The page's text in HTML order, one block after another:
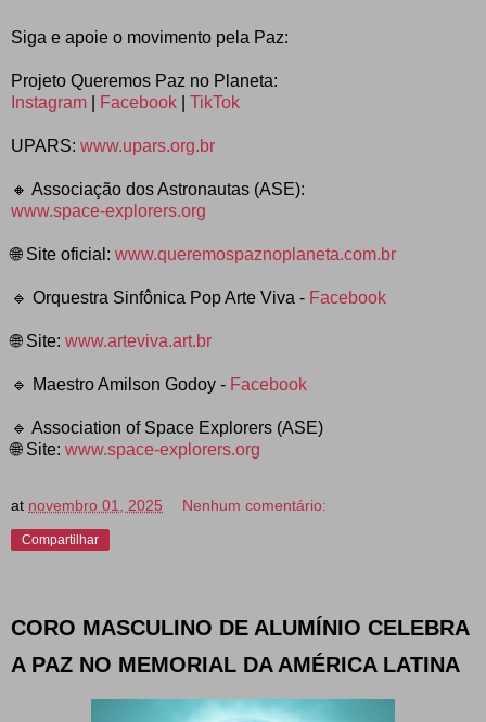
Siga e apoie o movimento pela Paz:
Projeto Queremos Paz no Planeta:
Instagram
Facebook TikTok
UPARS: www.upars.org.br
🔸 Associação dos Astronautas (ASE):
www.space-explorers.org
🌐 Site oficial: www.queremospaznoplaneta.com.br
🔹 Orquestra Sinfônica Pop Arte Viva - Facebook
🌐 Site: www.arteviva.art.br
🔹 Maestro Amilson Godoy - Facebook
🔹 Association of Space Explorers (ASE)
🌐 Site: www.space-explorers.org
at novembro 01, 2025 Nenhum comentário:
Compartilhar
CORO MASCULINO DE ALUMÍNIO CELEBRA
A PAZ NO MEMORIAL DA AMÉRICA LATINA